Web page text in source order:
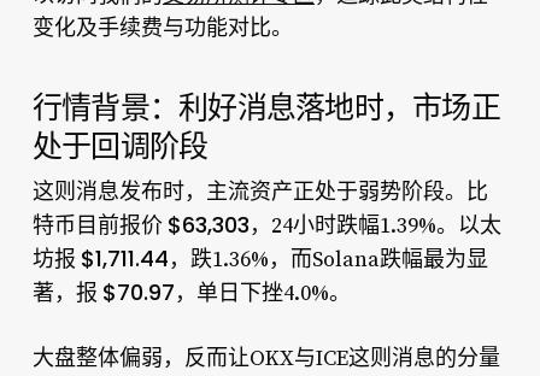
变化及手续费与功能对比。
行情背景：利好消息落地时，市场正
处于回调阶段
这则消息发布时，主流资产正处于弱势阶段。比
特币目前报价 $63,303，24小时跌幅1.39%。以太
坊报 $1,711.44，跌1.36%，而Solana跌幅最为显
著，报 $70.97，单日下挫4.0%。
大盘整体偏弱，反而让OKX与ICE这则消息的分量